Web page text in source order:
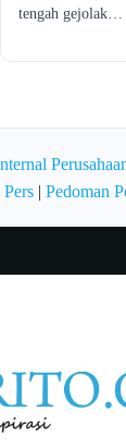
tengah gejolak…
| Pedoman